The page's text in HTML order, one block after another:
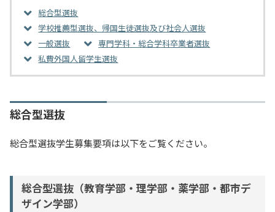
国際交流・留学
総合型選抜
学校推薦型選抜、帰国生徒選抜及び社会人選抜
一般選抜
専門学科・総合学科卒業者選抜
私費外国人留学生選抜
総合型選抜
総合型選抜学生募集要項は以下をご覧ください。
総合型選抜（教育学部・理学部・薬学部・都市デ
ザイン学部）